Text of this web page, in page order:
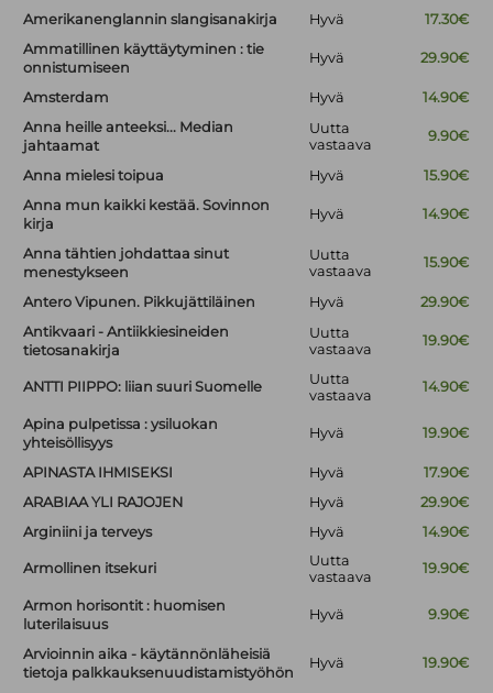
Amerikanenglannin slangisanakirja
Hyvä
17.30€
Ammatillinen käyttäytyminen : tie
onnistumiseen
Hyvä 29.90€
Amsterdam Hyvä
14.90€
Anna heille anteeksi... Median
jahtaamat
Uutta
vastaava
9.90€
Anna mielesi toipua Hyvä
15.90€
Anna mun kaikki kestää. Sovinnon
kirja
Hyvä 14.90€
Anna tähtien johdattaa sinut
menestykseen
Uutta
vastaava
15.90€
Antero Vipunen. Pikkujättiläinen Hyvä
29.90€
Antikvaari - Antiikkiesineiden
tietosanakirja
Uutta
vastaava
19.90€
ANTTI PIIPPO: liian suuri Suomelle
Uutta
vastaava
14.90€
Apina pulpetissa : ysiluokan
yhteisöllisyys
Hyvä 19.90€
APINASTA IHMISEKSI Hyvä
17.90€
ARABIAA YLI RAJOJEN
Hyvä
29.90€
Arginiini ja terveys
Hyvä 14.90€
Armollinen itsekuri
Uutta
vastaava
19.90€
Armon horisontit : huomisen
luterilaisuus
Hyvä 9.90€
Arvioinnin aika - käytännönläheisiä
tietoja palkkauksenuudistamistyöhön
Hyvä 19.90€